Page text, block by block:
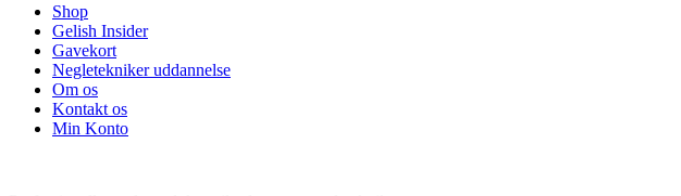
Shop
Gelish Insider
Gavekort
Negletekniker uddannelse
Om os
Kontakt os
Min Konto